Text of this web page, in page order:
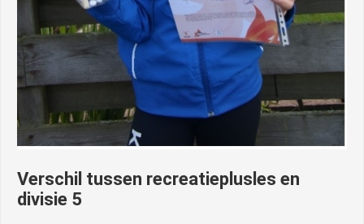
Verschil tussen recreatieplusles en
divisie 5